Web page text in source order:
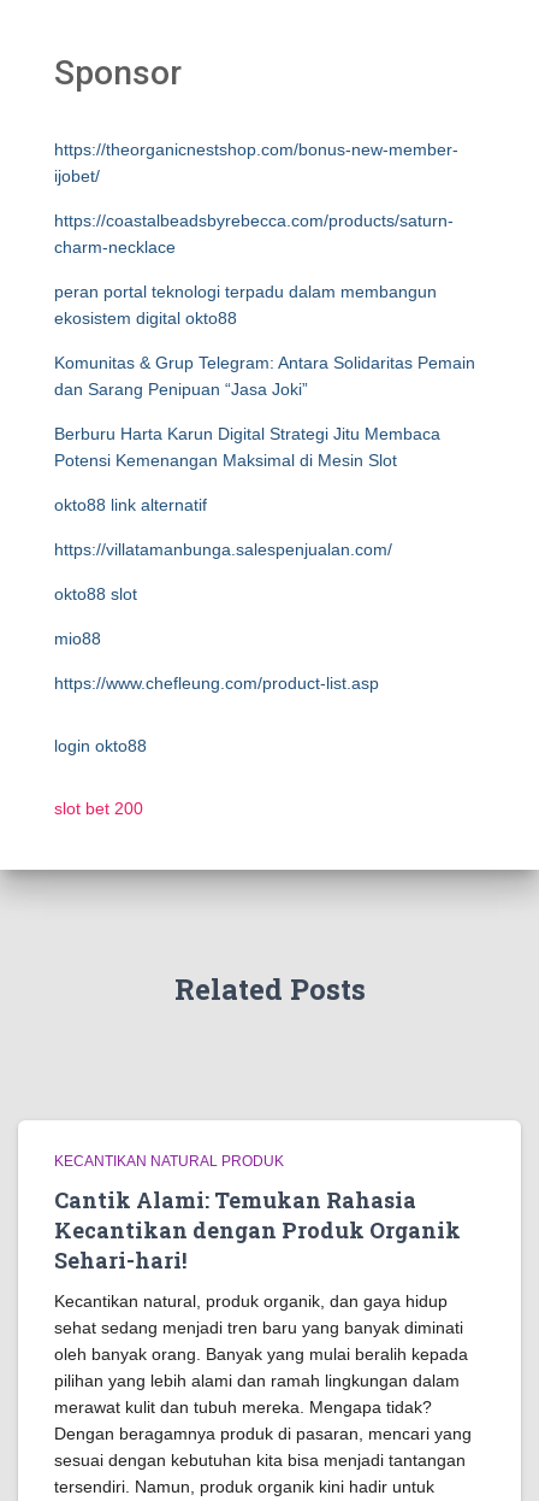
Sponsor
https://theorganicnestshop.com/bonus-new-member-
ijobet/
https://coastalbeadsbyrebecca.com/products/saturn-
charm-necklace
peran portal teknologi terpadu dalam membangun
ekosistem digital okto88
Komunitas & Grup Telegram: Antara Solidaritas Pemain
dan Sarang Penipuan “Jasa Joki”
Berburu Harta Karun Digital Strategi Jitu Membaca
Potensi Kemenangan Maksimal di Mesin Slot
okto88 link alternatif
https://villatamanbunga.salespenjualan.com/
okto88 slot
mio88
https://www.chefleung.com/product-list.asp
login okto88
slot bet 200
Related Posts
KECANTIKAN NATURAL PRODUK
Cantik Alami: Temukan Rahasia
Kecantikan dengan Produk Organik
Sehari-hari!
Kecantikan natural, produk organik, dan gaya hidup
sehat sedang menjadi tren baru yang banyak diminati
oleh banyak orang. Banyak yang mulai beralih kepada
pilihan yang lebih alami dan ramah lingkungan dalam
merawat kulit dan tubuh mereka. Mengapa tidak?
Dengan beragamnya produk di pasaran, mencari yang
sesuai dengan kebutuhan kita bisa menjadi tantangan
tersendiri. Namun, produk organik kini hadir untuk